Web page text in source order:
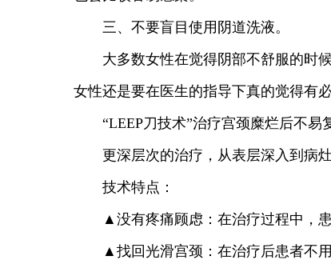
三、不要盲目使用阴道洗液。
大多数女性在觉得阴部不舒服的时候
女性还是要在医生的指导下真的觉得有
“LEEP刀技术”治疗宫颈糜烂后不易
更深层次的治疗，从表层深入到病灶
技术特点：
▲没有疼痛顾虑：在治疗过程中，患
▲找回光滑宫颈：在治疗后患者不用